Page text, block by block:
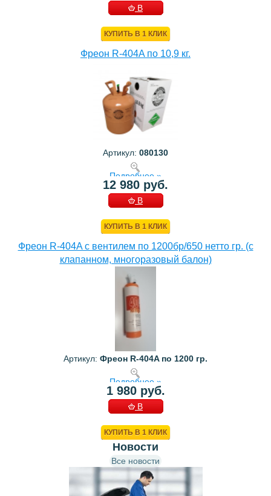
В
КУПИТЬ В 1 КЛИК
Фреон R-404A по 10,9 кг.
Артикул: 080130
Подробнее »
12 980 руб.
В
КУПИТЬ В 1 КЛИК
Фреон R-404A с вентилем по 1200бр/650 нетто гр. (с
клапанном, многоразовый балон)
Артикул: Фреон R-404A по 1200 гр.
Подробнее »
1 980 руб.
В
КУПИТЬ В 1 КЛИК
Новости
Все новости